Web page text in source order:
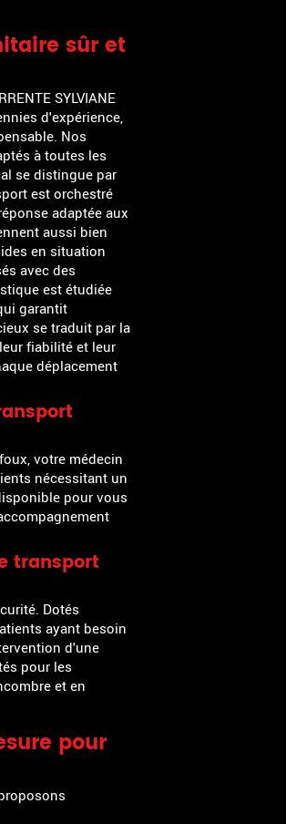
sûr et
SYLVIANE
d'expérience,
Nos
à toutes les
se distingue par
est orchestré
adaptée aux
aussi bien
en situation
avec des
est étudiée
garantit
se traduit par la
fiabilité et leur
déplacement
votre médecin
nécessitant un
pour vous
transport
Dotés
ayant besoin
d'une
pour les
et en
pour